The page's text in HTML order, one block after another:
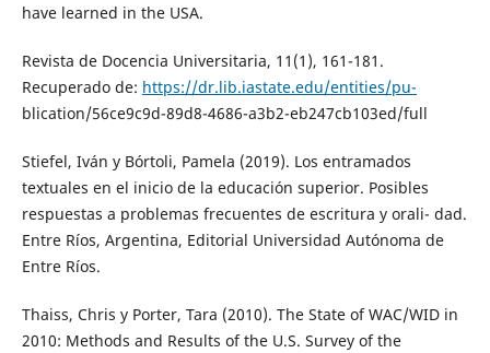
have learned in the USA.
Revista de Docencia Universitaria, 11(1), 161-181.
Recuperado de: https://dr.lib.iastate.edu/entities/pu-
blication/56ce9c9d-89d8-4686-a3b2-eb247cb103ed/full
Stiefel, Iván y Bórtoli, Pamela (2019). Los entramados
textuales en el inicio de la educación superior. Posibles
respuestas a problemas frecuentes de escritura y orali- dad.
Entre Ríos, Argentina, Editorial Universidad Autónoma de
Entre Ríos.
Thaiss, Chris y Porter, Tara (2010). The State of WAC/WID in
2010: Methods and Results of the U.S. Survey of the